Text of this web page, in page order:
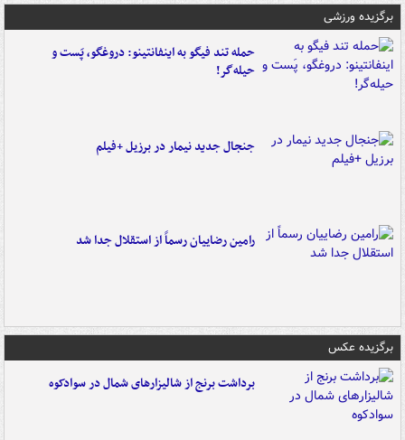
برگزیده ورزشی
حمله تند فیگو به اینفانتینو: دروغگو، پَست‌ و
حیله‌گر!
جنجال جدید نیمار در برزیل +فیلم
رامین رضاییان رسماً از استقلال جدا شد
برگزیده عکس
برداشت برنج از شالیزارهای شمال در سوادکوه